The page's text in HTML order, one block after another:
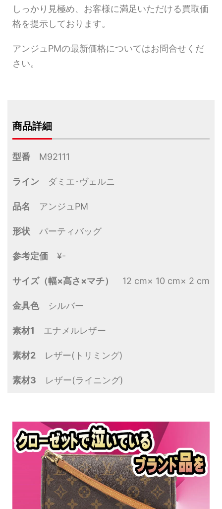
しっかり見極め、お客様に満足いただける買取価
格を提示しております。
アンジュPMの最新価格についてはお問合せくだ
さい。
商品詳細
型番 M92111
ライン ダミエ･ヴェルニ
品名 アンジュPM
形状 パーティバッグ
参考定価 ¥-
サイズ（幅×高さ×マチ） 12 cm× 10 cm× 2 cm
金具色シルバー
素材1 エナメルレザー
素材2 レザー(トリミング)
素材3 レザー(ライニング)